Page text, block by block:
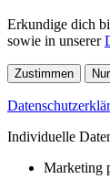
Erkundige dich
sowie in unserer
Zustimmen
Individuelle
Marketing